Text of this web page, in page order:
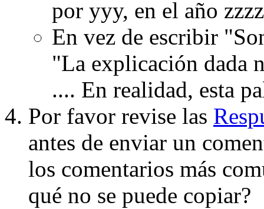
por yyy, en el año
En vez de escribir
"La explicación dada
.... En realidad, esta
Por favor revise las
antes de enviar un
los comentarios más
qué no se puede copiar?